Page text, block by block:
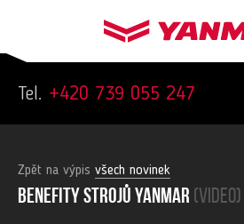
Tel. +420 739 055 247
Zpět na výpis všech novinek
Benefity strojů yanmar (video)